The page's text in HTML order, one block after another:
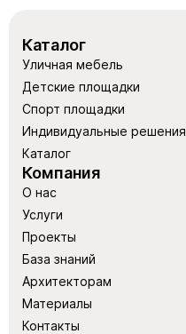
Каталог
Уличная мебель
Детские площадки
Спорт площадки
Индивидуальные решения
Каталог
Компания
О нас
Услуги
Проекты
База знаний
Архитекторам
Материалы
Контакты